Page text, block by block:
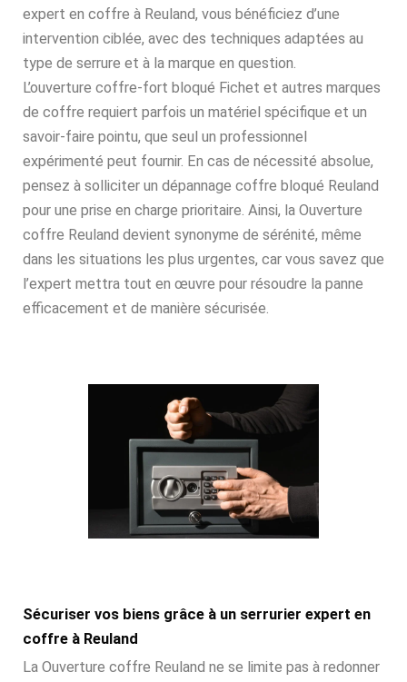
expert en coffre à Reuland, vous bénéficiez d’une
intervention ciblée, avec des techniques adaptées au
type de serrure et à la marque en question.
L’ouverture coffre-fort bloqué Fichet et autres marques
de coffre requiert parfois un matériel spécifique et un
savoir-faire pointu, que seul un professionnel
expérimenté peut fournir. En cas de nécessité absolue,
pensez à solliciter un dépannage coffre bloqué Reuland
pour une prise en charge prioritaire. Ainsi, la Ouverture
coffre Reuland devient synonyme de sérénité, même
dans les situations les plus urgentes, car vous savez que
l’expert mettra tout en œuvre pour résoudre la panne
efficacement et de manière sécurisée.
Sécuriser vos biens grâce à un serrurier expert en
coffre à Reuland
La Ouverture coffre Reuland ne se limite pas à redonner